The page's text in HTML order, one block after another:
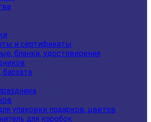
и сертификаты
бланки, удостоверения
упаковки подарков, цветов
для коробок